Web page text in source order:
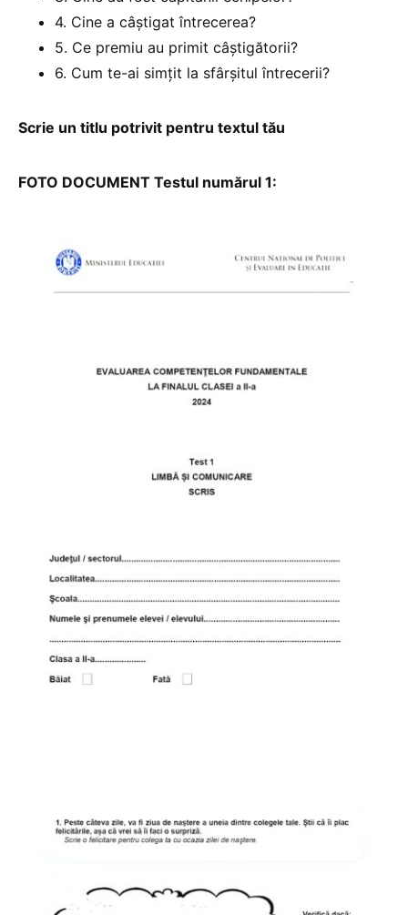
4. Cine a câștigat întrecerea?
5. Ce premiu au primit câștigătorii?
6. Cum te-ai simțit la sfârșitul întrecerii?
Scrie un titlu potrivit pentru textul tău
FOTO DOCUMENT Testul numărul 1: